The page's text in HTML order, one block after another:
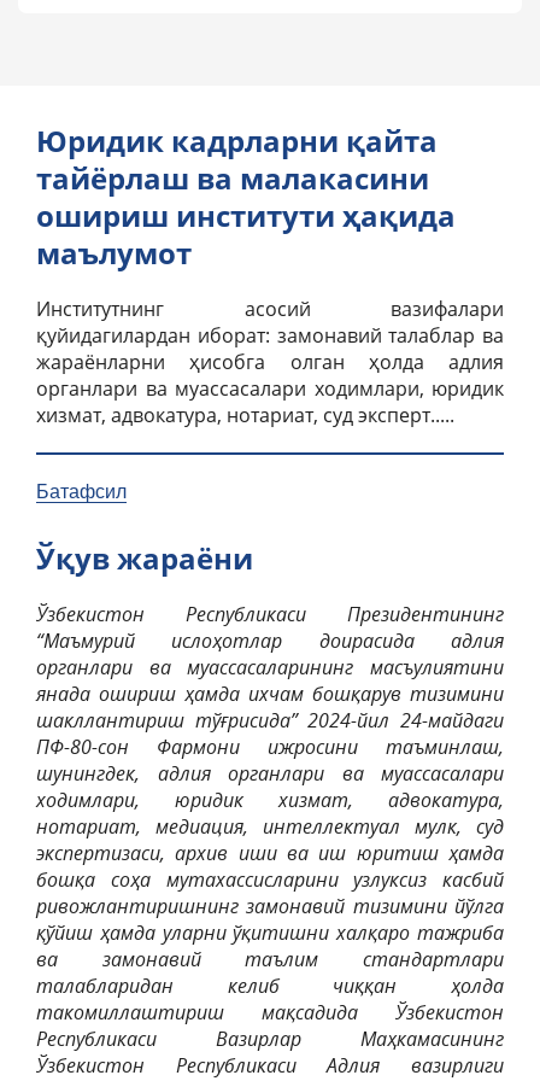
Юридик кадрларни қайта
тайёрлаш ва малакасини
ошириш институти ҳақида
маълумот
Институтнинг асосий вазифалари
қуйидагилардан иборат: замонавий талаблар ва
жараёнларни ҳисобга олган ҳолда адлия
органлари ва муассасалари ходимлари, юридик
хизмат, адвокатура, нотариат, суд эксперт.....
Батафсил
Ўқув жараёни
Ўзбекистон Республикаси Президентининг
“Маъмурий ислоҳотлар доирасида адлия
органлари ва муассасаларининг масъулиятини
янада ошириш ҳамда ихчам бошқарув тизимини
шакллантириш тўғрисида” 2024-йил 24-майдаги
ПФ-80-сон Фармони ижросини таъминлаш,
шунингдек, адлия органлари ва муассасалари
ходимлари, юридик хизмат, адвокатура,
нотариат, медиация, интеллектуал мулк, суд
экспертизаси, архив иши ва иш юритиш ҳамда
бошқа соҳа мутахассисларини узлуксиз касбий
ривожлантиришнинг замонавий тизимини йўлга
қўйиш ҳамда уларни ўқитишни халқаро тажриба
ва замонавий таълим стандартлари
талабларидан келиб чиққан ҳолда
такомиллаштириш мақсадида Ўзбекистон
Республикаси Вазирлар Маҳкамасининг
Ўзбекистон Республикаси Адлия вазирлиги